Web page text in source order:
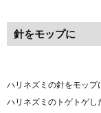
針をモップに
ハリネズミの針をモップ
ハリネズミのトゲトゲし